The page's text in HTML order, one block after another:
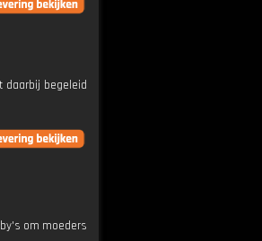
daarbij begeleid
om moeders